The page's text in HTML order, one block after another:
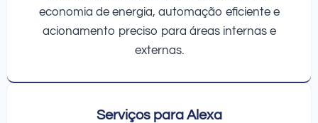
economia de energia, automação eficiente e
acionamento preciso para áreas internas e
externas.
Serviços para Alexa